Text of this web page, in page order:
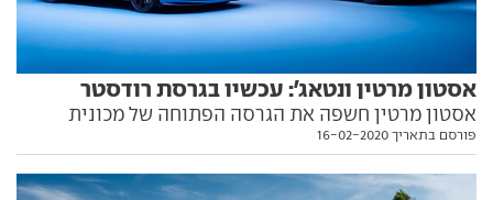
אסטון מרטין ונטאג': עכשיו בגרסת רודסטר
אסטון מרטין חשפה את הגרסה הפתוחה של מכונית
הספורט הקטנה בהיצע הדגמים. אלינו היא תגיע בסוף
פורסם בתאריך 16-02-2020